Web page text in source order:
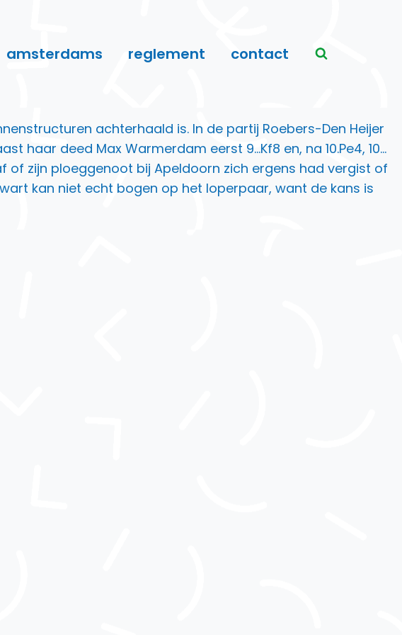
amsterdams reglement contact
achterhaald is. In de partij Roebers-Den Heijer
haar deed Max Warmerdam eerst 9…Kf8 en, na 10.Pe4, 10…
of zijn ploeggenoot bij Apeldoorn zich ergens had vergist of
kan niet echt bogen op het loperpaar, want de kans is